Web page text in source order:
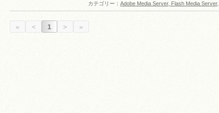
カテゴリー： Adobe Media Server, Flash Media Server
« < 1 > »